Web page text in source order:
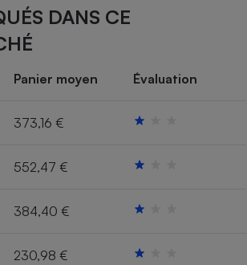
DANS CE
Panier moyen Évaluation
373,16 €
552,47 €
384,40 €
230,98 €